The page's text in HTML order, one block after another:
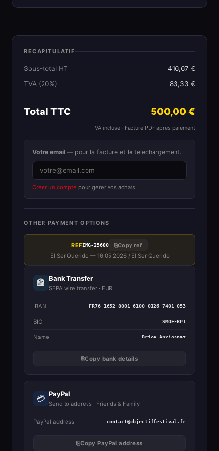
RECAPITULATIF
Sous-total HT
416,67 €
TVA (20%)
83,33 €
Total TTC 500,00 €
TVA incluse · Facture PDF apres paiement
Votre email — pour la facture et le telechargement.
Creer un compte pour gerer vos achats.
OTHER PAYMENT OPTIONS
REFIMG-25680 ⎘Copy ref
El Ser Querido — 16 05 2026 / El Ser Querido
🏦 Bank Transfer
SEPA wire transfer · EUR
IBAN FR76 1652 8001 6100 0126 7401 053
BIC SMOEFRP1
Name Brice Anxionnaz
⎘Copy bank details
💳 PayPal
Send to address · Friends & Family
PayPal address contact@objectiffestival.fr
⎘Copy PayPal address